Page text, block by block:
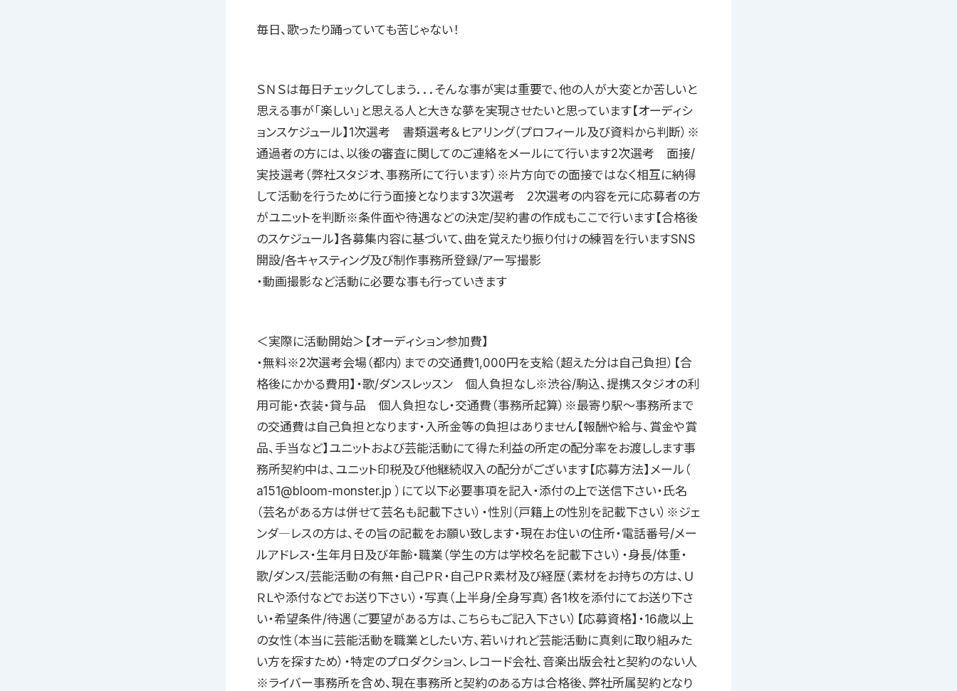
毎日、歌ったり踊っていても苦じゃない！
ＳＮＳは毎日チェックしてしまう．．．そんな事が実は重要で、他の人が大変とか苦しいと
思える事が「楽しい」と思える人と大きな夢を実現させたいと思っています【オーディシ
ョンスケジュール】1次選考 書類選考＆ヒアリング（プロフィール及び資料から判断）※
通過者の方には、以後の審査に関してのご連絡をメールにて行います2次選考 面接/
実技選考（弊社スタジオ、事務所にて行います）※片方向での面接ではなく相互に納得
して活動を行うために行う面接となります3次選考 2次選考の内容を元に応募者の方
がユニットを判断※条件面や待遇などの決定/契約書の作成もここで行います【合格後
のスケジュール】各募集内容に基づいて、曲を覚えたり振り付けの練習を行いますSNS
開設/各キャスティング及び制作事務所登録/アー写撮影
・動画撮影など活動に必要な事も行っていきます
＜実際に活動開始＞【オーディション参加費】
・無料※2次選考会場（都内）までの交通費1,000円を支給（超えた分は自己負担）【合
格後にかかる費用】・歌/ダンスレッスン 個人負担なし※渋谷/駒込、提携スタジオの利
用可能・衣装・貸与品 個人負担なし・交通費（事務所起算）※最寄り駅〜事務所まで
の交通費は自己負担となります・入所金等の負担はありません【報酬や給与、賞金や賞
品、手当など】ユニットおよび芸能活動にて得た利益の所定の配分率をお渡しします事
務所契約中は、ユニット印税及び他継続収入の配分がございます【応募方法】メール（
a151@bloom-monster.jp ）にて以下必要事項を記入・添付の上で送信下さい・氏名
（芸名がある方は併せて芸名も記載下さい）・性別（戸籍上の性別を記載下さい）※ジェ
ンダ―レスの方は、その旨の記載をお願い致します・現在お住いの住所・電話番号/メー
ルアドレス・生年月日及び年齢・職業（学生の方は学校名を記載下さい）・身長/体重・
歌/ダンス/芸能活動の有無・自己ＰＲ・自己ＰＲ素材及び経歴（素材をお持ちの方は、Ｕ
ＲＬや添付などでお送り下さい）・写真（上半身/全身写真）各1枚を添付にてお送り下さ
い・希望条件/待遇（ご要望がある方は、こちらもご記入下さい）【応募資格】・16歳以上
の女性（本当に芸能活動を職業としたい方、若いけれど芸能活動に真剣に取り組みた
い方を探すため）・特定のプロダクション、レコード会社、音楽出版会社と契約のない人
※ライバー事務所を含め、現在事務所と契約のある方は合格後、弊社所属契約となり